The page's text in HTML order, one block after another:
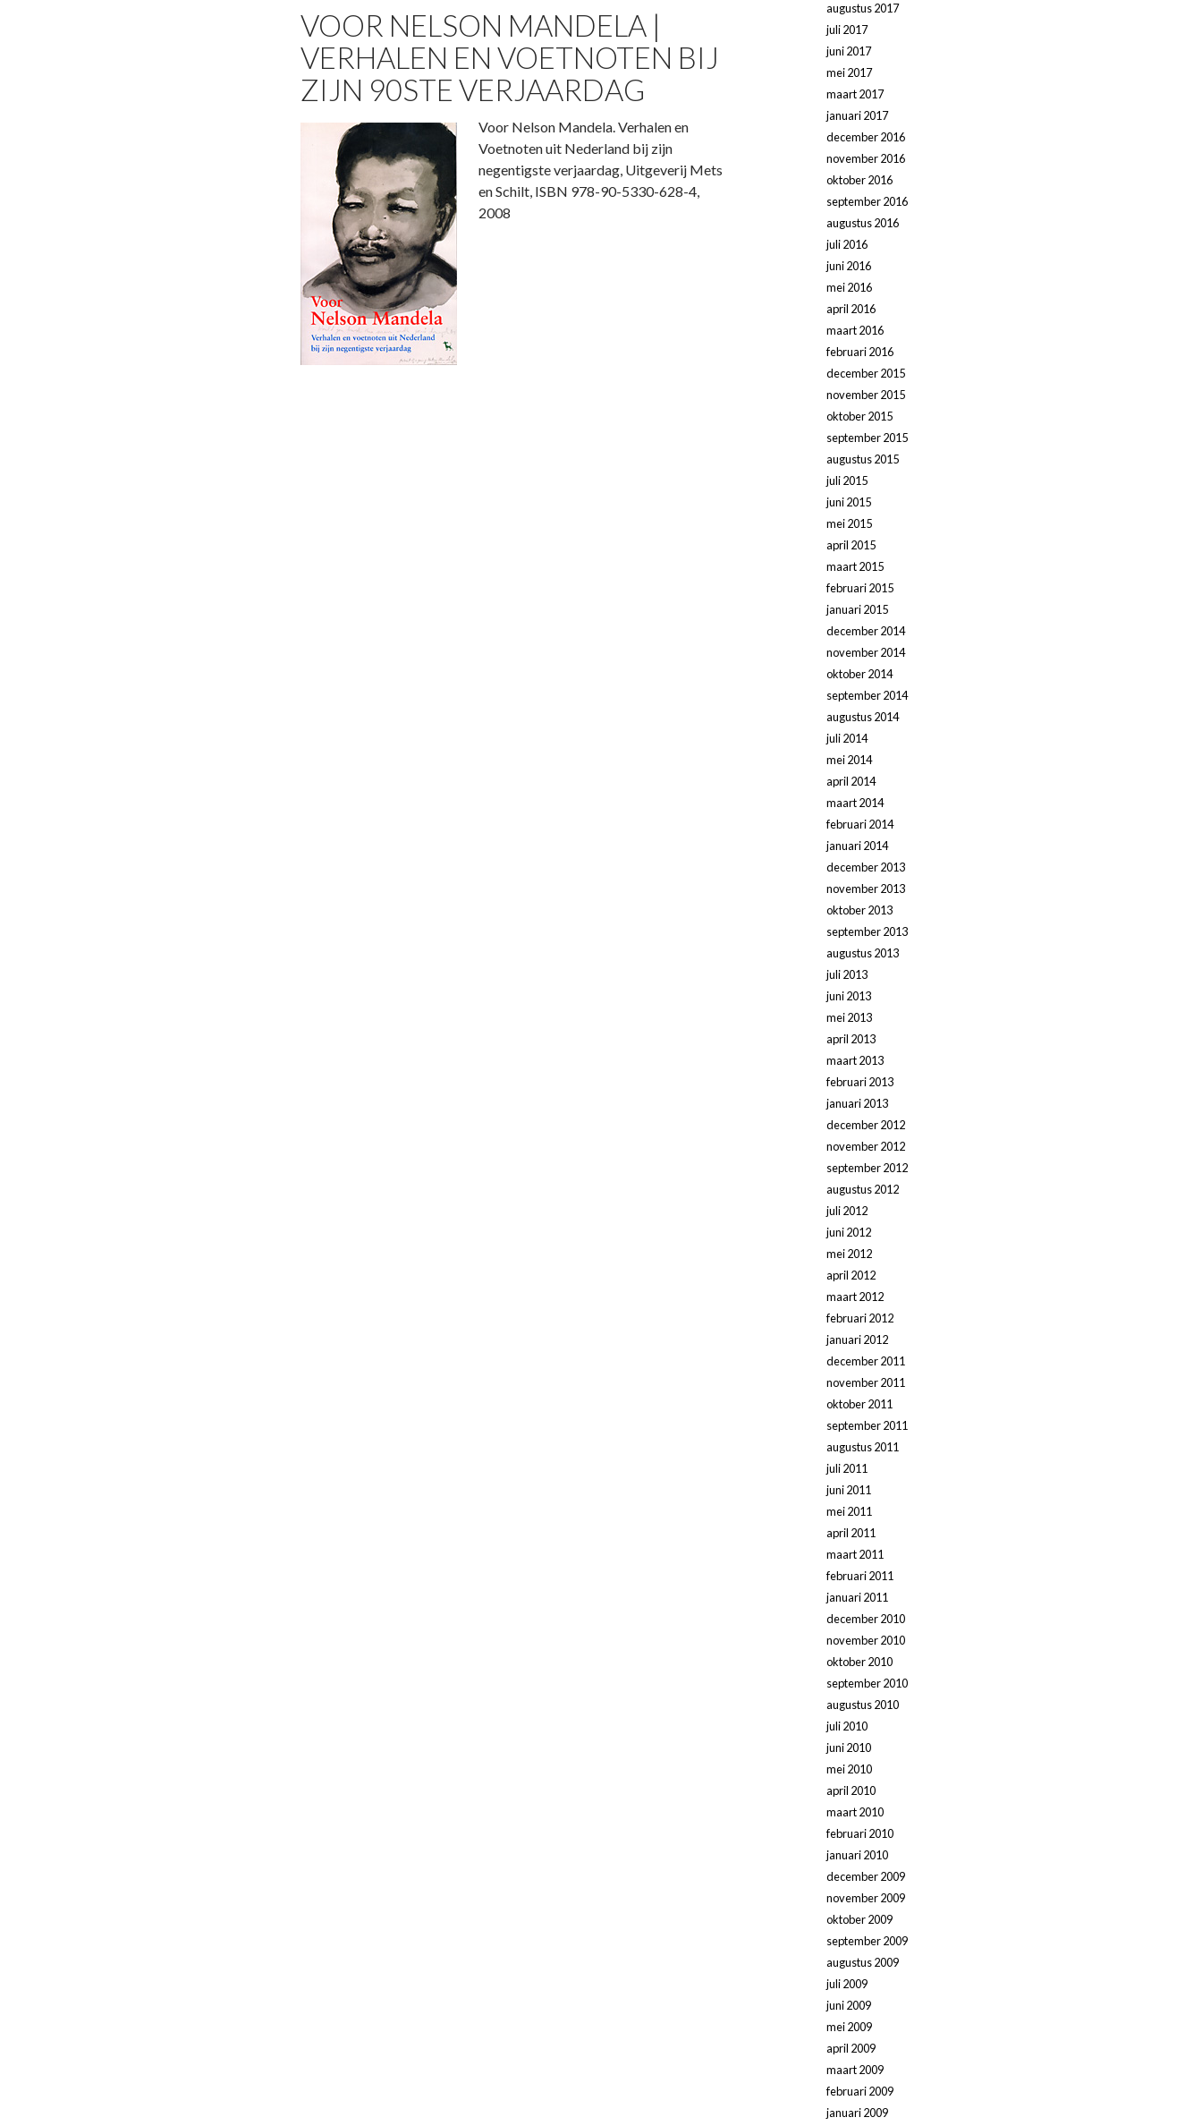
VOOR NELSON MANDELA |
VERHALEN EN VOETNOTEN BIJ
ZIJN 90STE VERJAARDAG
Voor Nelson Mandela. Verhalen en
Voetnoten uit Nederland bij zijn
negentigste verjaardag, Uitgeverij Mets
en Schilt, ISBN 978-90-5330-628-4,
2008
augustus 2017
juli 2017
juni 2017
mei 2017
maart 2017
januari 2017
december 2016
november 2016
oktober 2016
september 2016
augustus 2016
juli 2016
juni 2016
mei 2016
april 2016
maart 2016
februari 2016
december 2015
november 2015
oktober 2015
september 2015
augustus 2015
juli 2015
juni 2015
mei 2015
april 2015
maart 2015
februari 2015
januari 2015
december 2014
november 2014
oktober 2014
september 2014
augustus 2014
juli 2014
mei 2014
april 2014
maart 2014
februari 2014
januari 2014
december 2013
november 2013
oktober 2013
september 2013
augustus 2013
juli 2013
juni 2013
mei 2013
april 2013
maart 2013
februari 2013
januari 2013
december 2012
november 2012
september 2012
augustus 2012
juli 2012
juni 2012
mei 2012
april 2012
maart 2012
februari 2012
januari 2012
december 2011
november 2011
oktober 2011
september 2011
augustus 2011
juli 2011
juni 2011
mei 2011
april 2011
maart 2011
februari 2011
januari 2011
december 2010
november 2010
oktober 2010
september 2010
augustus 2010
juli 2010
juni 2010
mei 2010
april 2010
maart 2010
februari 2010
januari 2010
december 2009
november 2009
oktober 2009
september 2009
augustus 2009
juli 2009
juni 2009
mei 2009
april 2009
maart 2009
februari 2009
januari 2009